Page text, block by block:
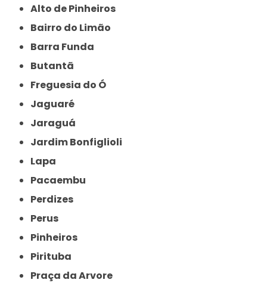
Alto de Pinheiros
Bairro do Limão
Barra Funda
Butantã
Freguesia do Ó
Jaguaré
Jaraguá
Jardim Bonfiglioli
Lapa
Pacaembu
Perdizes
Perus
Pinheiros
Pirituba
Praça da Arvore